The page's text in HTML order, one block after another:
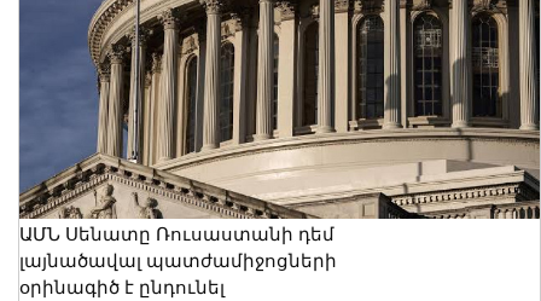
ԱՄՆ Սենատը Ռուսաստանի դեմ
լայնածավալ պատժամիջոցների
օրինագիծ է ընդունել